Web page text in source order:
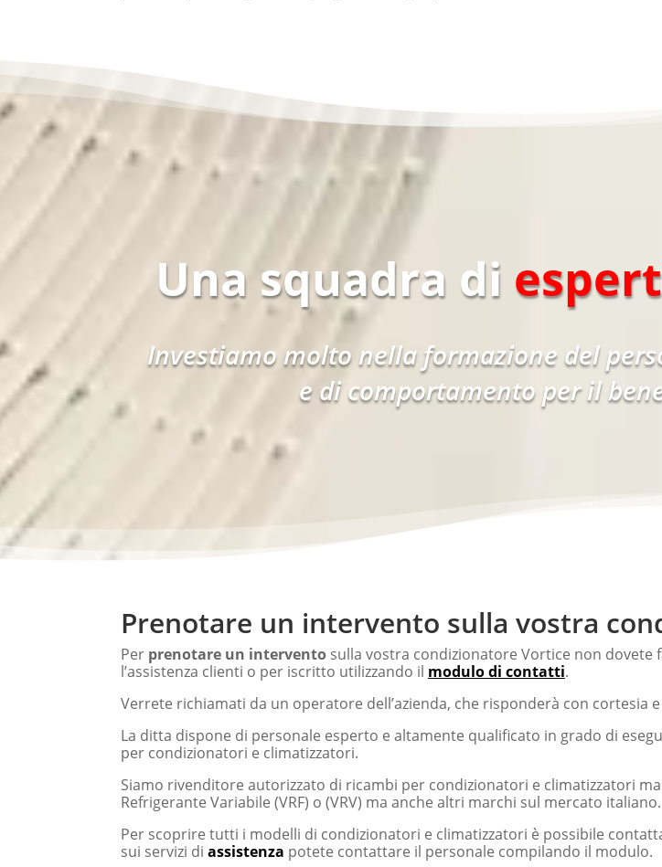
Una squadra di
Investiamo molto nella formazione del
e di comportamento per il
Prenotare un intervento sulla vostra
Per prenotare un intervento sulla vostra condizionatore Vortice non dovete
l’assistenza clienti o per iscritto utilizzando il modulo di contatti.
Verrete richiamati da un operatore dell’azienda, che risponderà con cortesia
La ditta dispone di personale esperto e altamente qualificato in grado di
per condizionatori e climatizzatori.
Siamo rivenditore autorizzato di ricambi per condizionatori e climatizzatori
Refrigerante Variabile (VRF) o (VRV) ma anche altri marchi sul mercato italiano.
Per scoprire tutti i modelli di condizionatori e climatizzatori è possibile
sui servizi di assistenza potete contattare il personale compilando il modulo.